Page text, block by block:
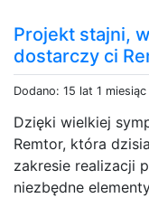
Projekt stajni,
dostarczy ci
Dodano: 15 lat 1
Dzięki wielkiej
Remtor, która
zakresie realizacji
niezbędne